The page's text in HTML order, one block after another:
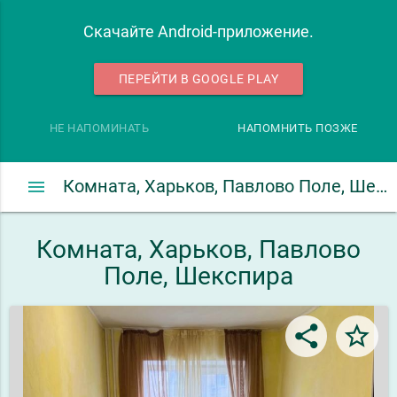
Скачайте Android-приложение.
ПЕРЕЙТИ В GOOGLE PLAY
НЕ НАПОМИНАТЬ НАПОМНИТЬ ПОЗЖЕ
Комната, Харьков, Павлово Поле, Шекспира
menu
Комната, Харьков, Павлово
Поле, Шекспира
share star_border